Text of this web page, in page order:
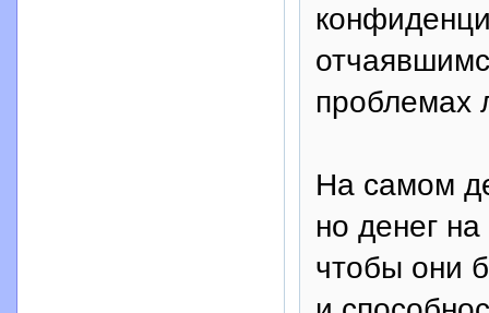
проблемах
На самом
но денег
чтобы они